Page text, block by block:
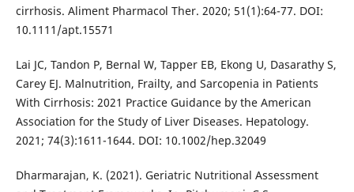
cirrhosis. Aliment Pharmacol Ther. 2020; 51(1):64-77. DOI:
10.1111/apt.15571
Lai JC, Tandon P, Bernal W, Tapper EB, Ekong U, Dasarathy S,
Carey EJ. Malnutrition, Frailty, and Sarcopenia in Patients
With Cirrhosis: 2021 Practice Guidance by the American
Association for the Study of Liver Diseases. Hepatology.
2021; 74(3):1611-1644. DOI: 10.1002/hep.32049
Dharmarajan, K. (2021). Geriatric Nutritional Assessment